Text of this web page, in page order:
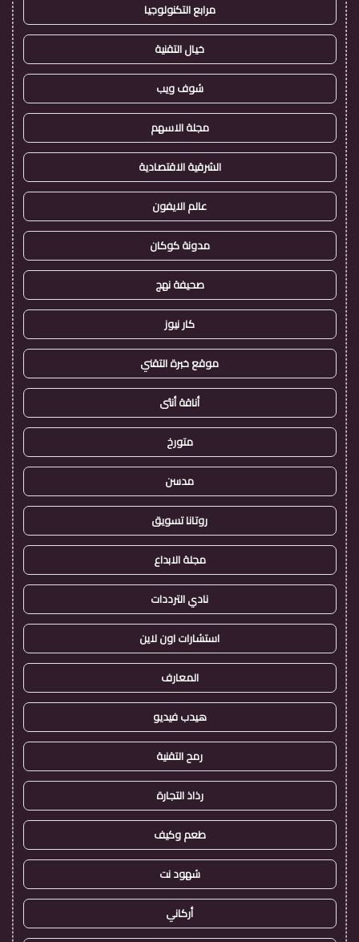
مرابع التكنولوجيا
خيال التقنية
شوف ويب
مجلة الاسهم
الشرقية الاقتصادية
عالم الايفون
مدونة كوكان
صحيفة نهج
كار نيوز
موقع خبرة التقني
أناقة أنثى
متورخ
مدسن
روتانا تسويق
مجلة الابداع
نادي الترددات
استشارات اون لاين
المعارف
هيدب فيديو
رمح التقنية
رذاذ التجارة
طعم وكيف
شهود نت
أركاني